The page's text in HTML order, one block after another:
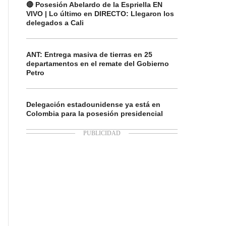
🔴 Posesión Abelardo de la Espriella EN
VIVO | Lo último en DIRECTO: Llegaron los
delegados a Cali
ANT: Entrega masiva de tierras en 25
departamentos en el remate del Gobierno
Petro
Delegación estadounidense ya está en
Colombia para la posesión presidencial